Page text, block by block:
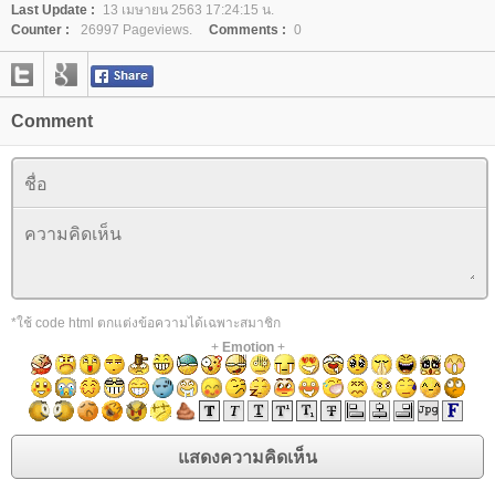
Last Update :
13 เมษายน 2563 17:24:15 น.
Counter :
26997 Pageviews. Comments : 0
Comment
*ใช้ code html ตกแต่งข้อความได้เฉพาะสมาชิก
+ Emotion+